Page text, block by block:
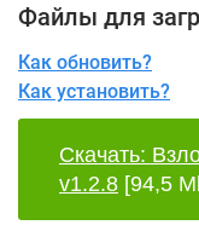
Файлы для
Как обновить?
Как установить?
Скачать:
v1.2.8 [94,5